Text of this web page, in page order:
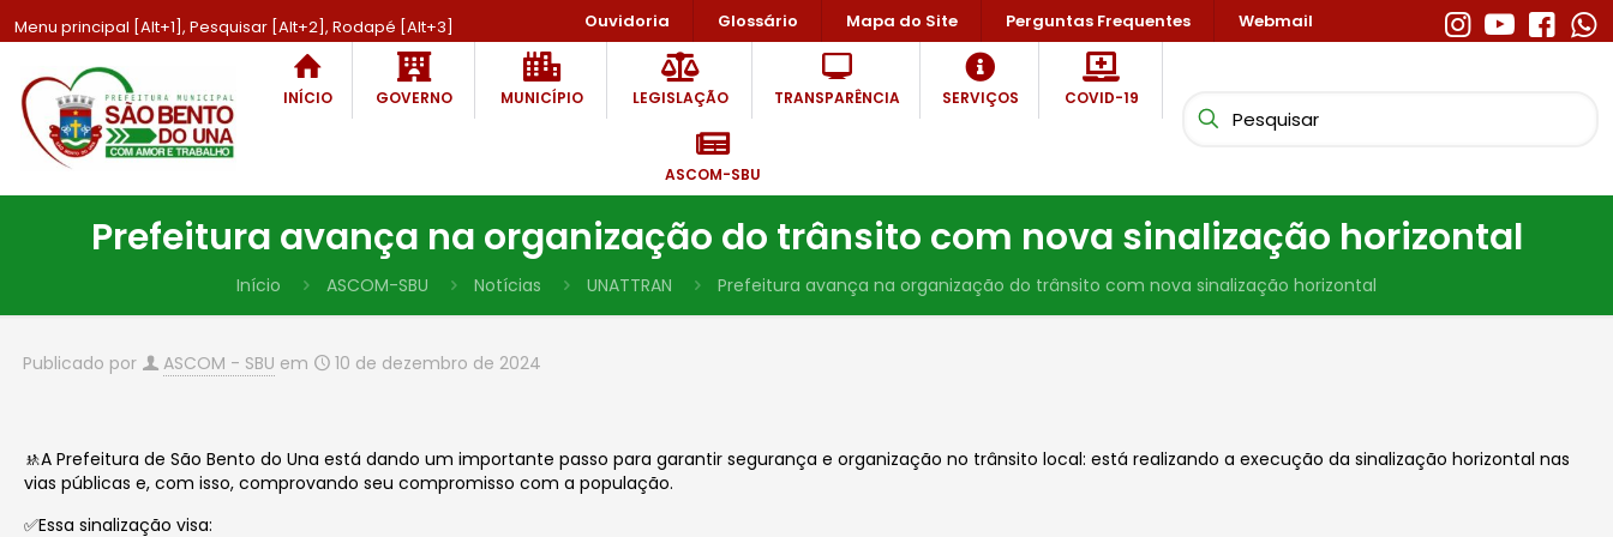
Menu principal [Alt+1], Pesquisar [Alt+2], Rodapé [Alt+3] Ouvidoria Glossário Mapa do Site Perguntas Frequentes Webmail
INÍCIO GOVERNO MUNICÍPIO LEGISLAÇÃO TRANSPARÊNCIA SERVIÇOS COVID-19
ASCOM-SBU
Prefeitura avança na organização do trânsito com nova sinalização horizontal
Início ASCOM-SBU Notícias UNATTRAN Prefeitura avança na organização do trânsito com nova sinalização horizontal
Publicado por ASCOM - SBU em 10 de dezembro de 2024
🚸A Prefeitura de São Bento do Una está dando um importante passo para garantir segurança e organização no trânsito local: está realizando a execução da sinalização horizontal nas
vias públicas e, com isso, comprovando seu compromisso com a população.
✅Essa sinalização visa: